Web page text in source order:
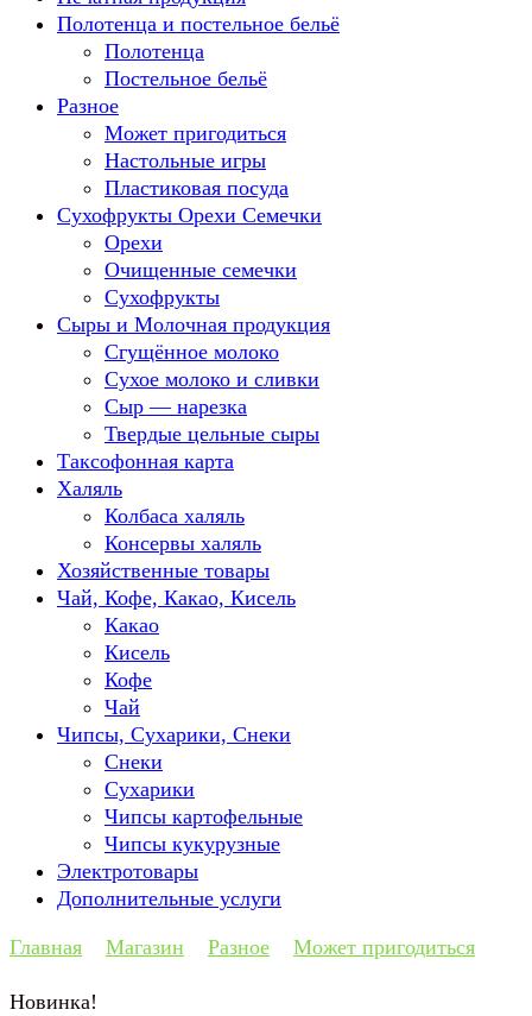
Полотенца и постельное бельё
Полотенца
Постельное бельё
Разное
Может пригодиться
Настольные игры
Пластиковая посуда
Сухофрукты Орехи Семечки
Орехи
Очищенные семечки
Сухофрукты
Сыры и Молочная продукция
Сгущённое молоко
Сухое молоко и сливки
Сыр — нарезка
Твердые цельные сыры
Таксофонная карта
Халяль
Колбаса халяль
Консервы халяль
Хозяйственные товары
Чай, Кофе, Какао, Кисель
Какао
Кисель
Кофе
Чай
Чипсы, Сухарики, Снеки
Снеки
Сухарики
Чипсы картофельные
Чипсы кукурузные
Электротовары
Дополнительные услуги
Главная Магазин Разное Может пригодиться
Новинка!